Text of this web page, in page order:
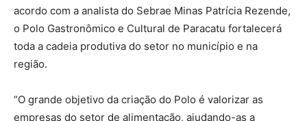
acordo com a analista do Sebrae Minas Patrícia Rezende,
o Polo Gastronômico e Cultural de Paracatu fortalecerá
toda a cadeia produtiva do setor no município e na
região.
“O grande objetivo da criação do Polo é valorizar as
empresas do setor de alimentação, ajudando-as a